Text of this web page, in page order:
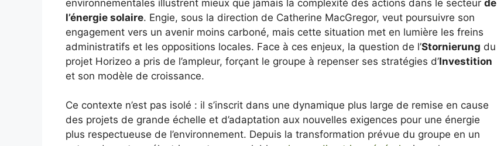
environnementales illustrent mieux que jamais la complexité des actions dans le secteur de
l’énergie solaire. Engie, sous la direction de Catherine MacGregor, veut poursuivre son
engagement vers un avenir moins carboné, mais cette situation met en lumière les freins
administratifs et les oppositions locales. Face à ces enjeux, la question de l’Stornierung du
projet Horizeo a pris de l’ampleur, forçant le groupe à repenser ses stratégies d’Investition
et son modèle de croissance.
Ce contexte n’est pas isolé : il s’inscrit dans une dynamique plus large de remise en cause
des projets de grande échelle et d’adaptation aux nouvelles exigences pour une énergie
plus respectueuse de l’environnement. Depuis la transformation prévue du groupe en un